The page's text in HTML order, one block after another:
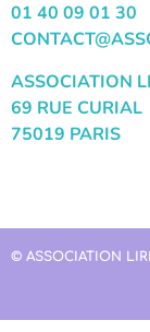
01 40 09 01 30
ASSOCIATION
69 RUE CURIAL
75019 PARIS
© ASSOCIATION